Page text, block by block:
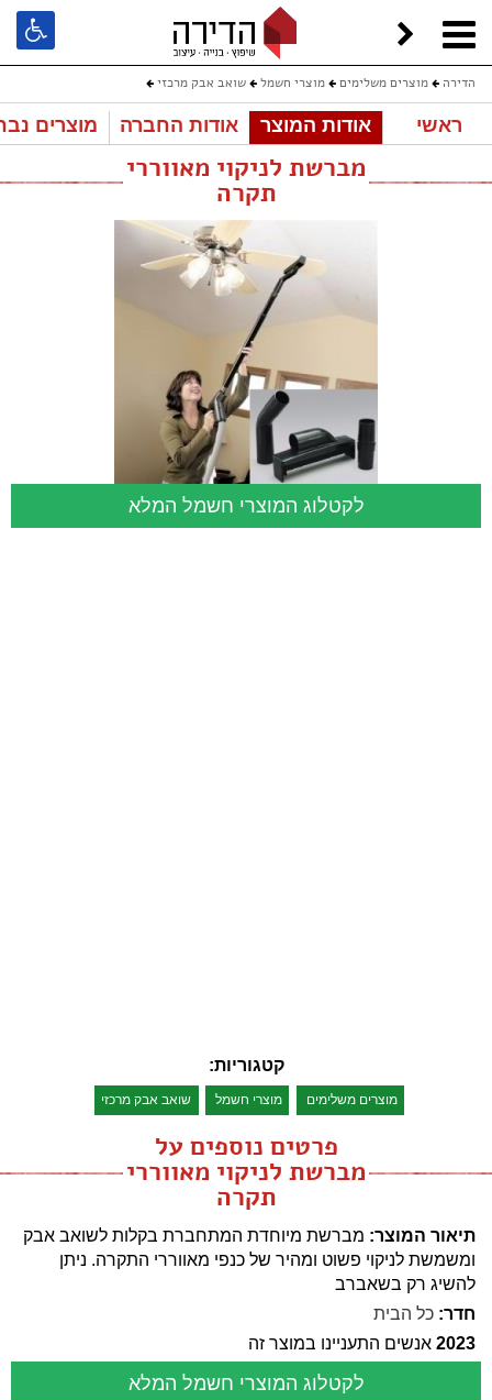
הדירה מוצרים משלימים מוצרי חשמל שואב אבק מרכזי
מברשת לניקוי מאווררי תקרה
ראשי אודות המוצר אודות החברה מוצרים
מברשת לניקוי מאווררי
תקרה
לקטלוג המוצרי חשמל המלא
קטגוריות:
מוצרים משלימים מוצרי חשמל שואב אבק מרכזי
פרטים נוספים על
מברשת לניקוי מאווררי
תקרה
תיאור המוצר: מברשת מיוחדת המתחברת בקלות לשואב אבק
ומשמשת לניקוי פשוט ומהיר של כנפי מאווררי התקרה. ניתן
להשיג רק בשאברב
חדר: כל הבית
2023 אנשים התעניינו במוצר זה
לקטלוג המוצרי חשמל המלא